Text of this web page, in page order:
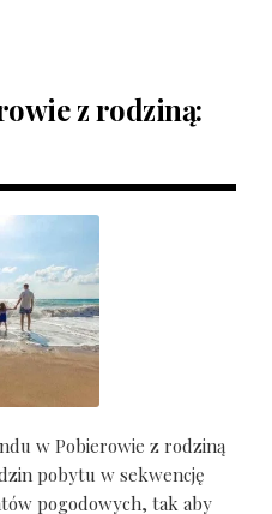
z rodziną:
w Pobierowie z rodziną
pobytu w sekwencję
pogodowych, tak aby